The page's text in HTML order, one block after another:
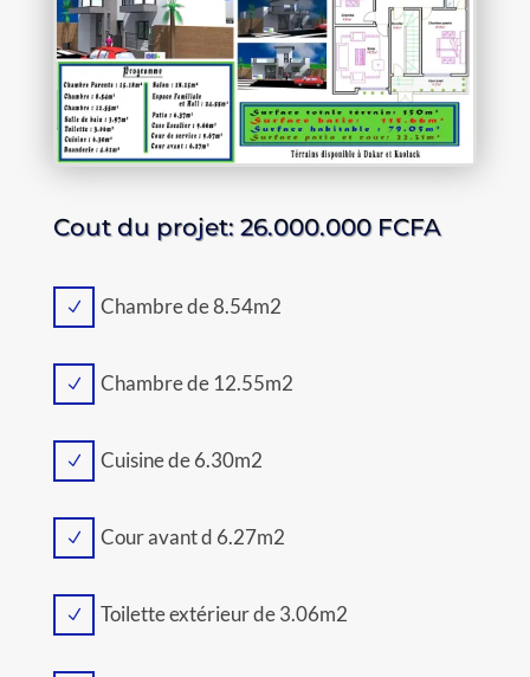
Cout du projet: 26.000.000 FCFA
N Chambre de 8.54m2
N Chambre de 12.55m2
N Cuisine de 6.30m2
N Cour avant d 6.27m2
N Toilette extérieur de 3.06m2